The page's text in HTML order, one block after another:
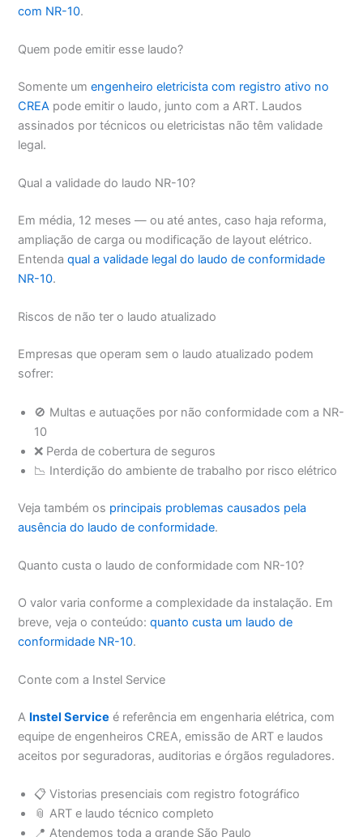
com NR-10.
Quem pode emitir esse laudo?
Somente umengenheiro eletricista com registro ativo no
CREA pode emitir o laudo, junto com a ART. Laudos
assinados por técnicos ou eletricistas não têm validade
legal.
Qual a validade do laudo NR-10?
Em média, 12 meses — ou até antes, caso haja reforma,
ampliação de carga ou modificação de layout elétrico.
Entendaqual a validade legal do laudo de conformidade
NR-10.
Riscos de não ter o laudo atualizado
Empresas que operam sem o laudo atualizado podem
sofrer:
🚫 Multas e autuações por não conformidade com a NR-
10
❌ Perda de cobertura de seguros
📉 Interdição do ambiente de trabalho por risco elétrico
Veja também os principais problemas causados pela
ausência do laudo de conformidade.
Quanto custa o laudo de conformidade com NR-10?
O valor varia conforme a complexidade da instalação. Em
breve, veja o conteúdo:quanto custa um laudo de
conformidade NR-10.
Conte com a Instel Service
A Instel Service é referência em engenharia elétrica, com
equipe de engenheiros CREA, emissão de ART e laudos
aceitos por seguradoras, auditorias e órgãos reguladores.
📋 Vistorias presenciais com registro fotográfico
📎 ART e laudo técnico completo
📍 Atendemos toda a grande São Paulo